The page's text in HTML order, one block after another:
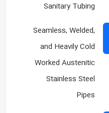
Sanitary Tubing
Seamless, Welded,
and Heavily Cold
Worked Austenitic
Stainless Steel
Pipes